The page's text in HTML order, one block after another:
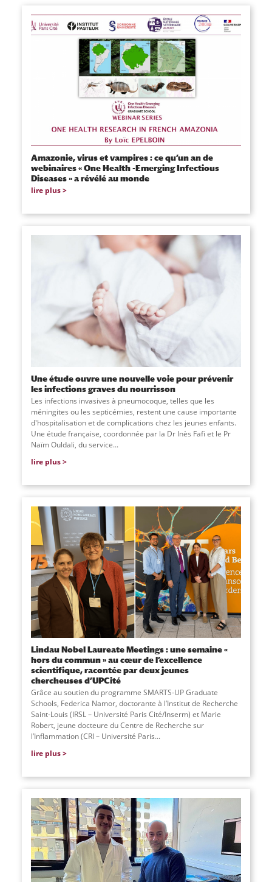
Amazonie, virus et vampires : ce qu’un an de
webinaires « One Health -Emerging Infectious
Diseases » a révélé au monde
lire plus
Une étude ouvre une nouvelle voie pour prévenir
les infections graves du nourrisson
Les infections invasives à pneumocoque, telles que les
méningites ou les septicémies, restent une cause importante
d'hospitalisation et de complications chez les jeunes enfants.
Une étude française, coordonnée par la Dr Inès Fafi et le Pr
Naïm Ouldali, du service...
lire plus
Lindau Nobel Laureate Meetings : une semaine «
hors du commun » au cœur de l’excellence
scientifique, racontée par deux jeunes
chercheuses d’UPCité
Grâce au soutien du programme SMARTS-UP Graduate
Schools, Federica Namor, doctorante à l’Institut de Recherche
Saint-Louis (IRSL – Université Paris Cité/Inserm) et Marie
Robert, jeune docteure du Centre de Recherche sur
l’Inflammation (CRI – Université Paris...
lire plus